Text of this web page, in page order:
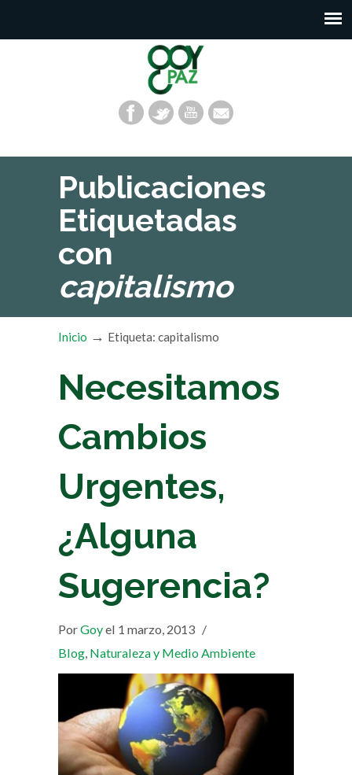
Publicaciones
Etiquetadas
con
capitalismo
Inicio → Etiqueta: capitalismo
Necesitamos
Cambios
Urgentes,
¿Alguna
Sugerencia?
PorGoyel 1 marzo, 2013 /
Blog, Naturaleza y Medio Ambiente